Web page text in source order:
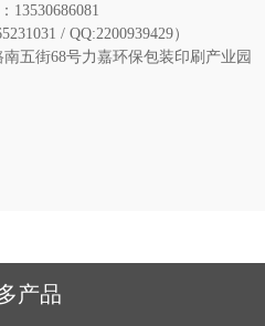
产品
13530686081
/ QQ:2200939429）
五街68号力嘉环保包装印刷产业园